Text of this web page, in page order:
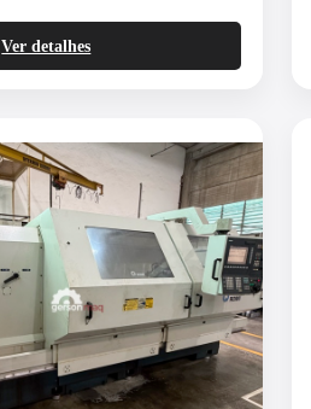
Ver detalhes